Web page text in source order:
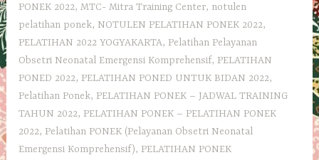
PONEK 2022,MTC- Mitra Training Center, notulen
pelatihan ponek, NOTULEN PELATIHAN PONEK 2022,
PELATIHAN 2022 YOGYAKARTA, Pelatihan Pelayanan
Obsetri Neonatal Emergensi Komprehensif, PELATIHAN
PONED 2022, PELATIHAN PONED UNTUK BIDAN 2022,
Pelatihan Ponek, PELATIHAN PONEK – JADWAL TRAINING
TAHUN 2022, PELATIHAN PONEK – PELATIHAN PONEK
2022, Pelatihan PONEK (Pelayanan Obsetri Neonatal
Emergensi Komprehensif), PELATIHAN PONEK